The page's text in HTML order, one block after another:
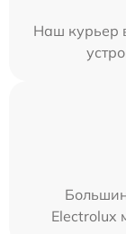
Наш курьер
Electrolux